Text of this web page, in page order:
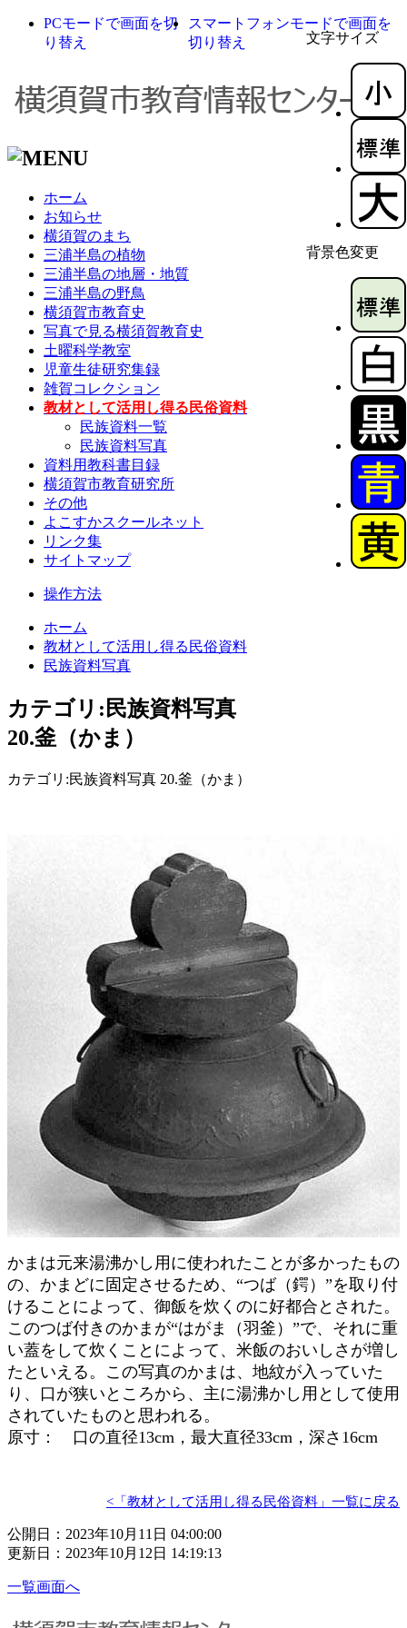
文字サイズ
背景色変更
PCモードで画面を切
り替え
スマートフォンモードで画面を
切り替え
ホーム
お知らせ
横須賀のまち
三浦半島の植物
三浦半島の地層・地質
三浦半島の野鳥
横須賀市教育史
写真で見る横須賀教育史
土曜科学教室
児童生徒研究集録
雑賀コレクション
教材として活用し得る民俗資料
民族資料一覧
民族資料写真
資料用教科書目録
横須賀市教育研究所
その他
よこすかスクールネット
リンク集
サイトマップ
操作方法
ホーム
教材として活用し得る民俗資料
民族資料写真
カテゴリ:民族資料写真
20.釜（かま）
カテゴリ:民族資料写真 20.釜（かま）
かまは元来湯沸かし用に使われたことが多かったもの
の、かまどに固定させるため、“つば（鍔）”を取り付
けることによって、御飯を炊くのに好都合とされた。
このつば付きのかまが“はがま（羽釜）”で、それに重
い蓋をして炊くことによって、米飯のおいしさが増し
たといえる。この写真のかまは、地紋が入っていた
り、口が狭いところから、主に湯沸かし用として使用
されていたものと思われる。
原寸： 口の直径13cm，最大直径33cm，深さ16cm
<「教材として活用し得る民俗資料」一覧に戻る
公開日：2023年10月11日 04:00:00
更新日：2023年10月12日 14:19:13
一覧画面へ